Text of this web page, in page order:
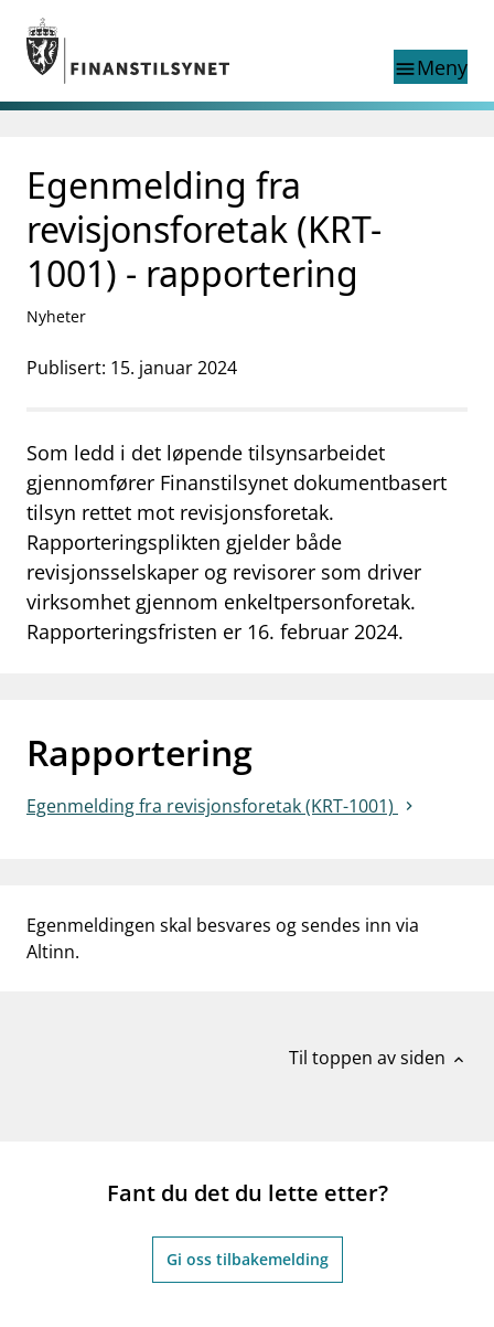
Gå til hovedinnhold
Gå til søkesiden
menuMeny
nettstedet
language
English
exist in English
English home page
Tilsyn
Aktuelt
Finanstilsynets registre
mail_outlineKontakt oss
work_outlineJobb hos oss
dashboardInformasjon for investorer
notifications_noneAbonner på nyhetsvarsel
Egenmelding fra
revisjonsforetak (KRT-
1001) - rapportering
Nyheter
Publisert: 15. januar 2024
Som ledd i det løpende tilsynsarbeidet
gjennomfører Finanstilsynet dokumentbasert
tilsyn rettet mot revisjonsforetak.
Rapporteringsplikten gjelder både
revisjonsselskaper og revisorer som driver
virksomhet gjennom enkeltpersonforetak.
Rapporteringsfristen er 16. februar 2024.
Rapportering
Egenmelding fra revisjonsforetak (KRT-1001)
Egenmeldingen skal besvares og sendes inn via
Altinn.
Til toppen av siden expand_less
Fant du det du lette etter?
Gi oss tilbakemelding